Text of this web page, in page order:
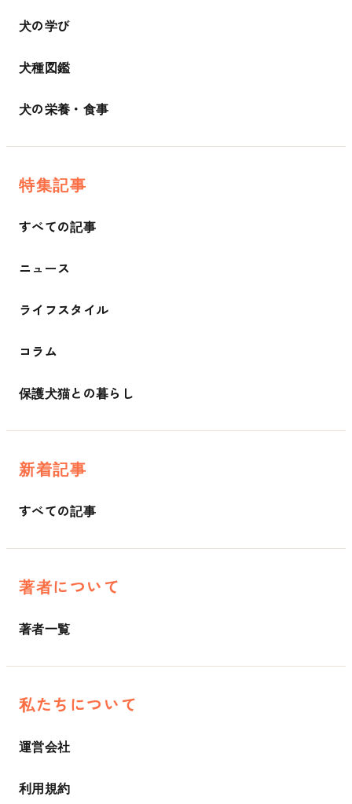
犬の学び
犬種図鑑
犬の栄養・食事
特集記事
すべての記事
ニュース
ライフスタイル
コラム
保護犬猫との暮らし
新着記事
すべての記事
著者について
著者一覧
私たちについて
運営会社
利用規約